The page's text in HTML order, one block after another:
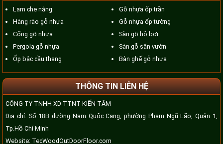
Lam che nắng
Hàng rào gỗ nhựa
Cổng gỗ nhựa
Pergola gỗ nhựa
Ốp bậc cầu thang
Gỗ nhựa ốp trần
Gỗ nhựa ốp tường
Sàn gỗ hồ bơi
Sàn gỗ sân vườn
Bàn ghế gỗ nhựa
THÔNG TIN LIÊN HỆ
CÔNG TY TNHH XD TTNT KIẾN TÂM
Địa chỉ: Số 18B đường Nam Quốc Cang, phường Phạm Ngũ Lão, Quận 1,
Tp.Hồ Chí Minh
Website: TecWoodOutDoorFloor.com